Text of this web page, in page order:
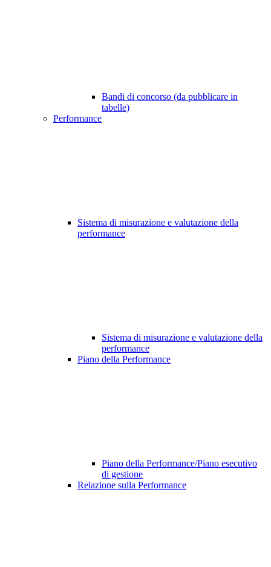
Bandi di concorso (da pubblicare in
tabelle)
Performance
Sistema di misurazione e valutazione della
performance
Sistema di misurazione e valutazione della
performance
Piano della Performance
Piano della Performance/Piano esecutivo
di gestione
Relazione sulla Performance